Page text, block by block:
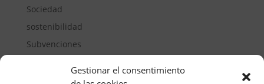
Gestionar el consentimiento
Sociedad
sostenibilidad
Subvenciones